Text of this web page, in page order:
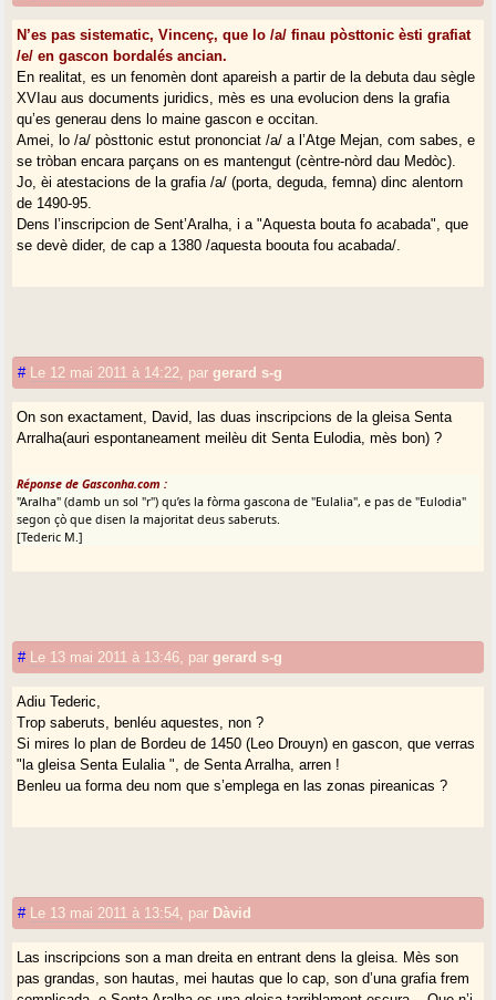
N’es pas sistematic, Vincenç, que lo /a/ finau pòsttonic èsti grafiat
/e/ en gascon bordalés ancian.
En realitat, es un fenomèn dont apareish a partir de la debuta dau sègle
XVIau aus documents juridics, mès es una evolucion dens la grafia
qu’es generau dens lo maine gascon e occitan.
Amei, lo /a/ pòsttonic estut prononciat /a/ a l’Atge Mejan, com sabes, e
se tròban encara parçans on es mantengut (cèntre-nòrd dau Medòc).
Jo, èi atestacions de la grafia /a/ (porta, deguda, femna) dinc alentorn
de 1490-95.
Dens l’inscripcion de Sent’Aralha, i a "Aquesta bouta fo acabada", que
se devè dider, de cap a 1380 /aquesta boouta fou acabada/.
# Le 12 mai 2011 à 14:22 pargerard s-g
On son exactament, David, las duas inscripcions de la gleisa Senta
Arralha(auri espontaneament meilèu dit Senta Eulodia, mès bon) ?
Réponse de Gasconha.com :
"Aralha" (damb un sol "r") qu’es la fòrma gascona de "Eulalia", e pas de "Eulodia"
segon çò que disen la majoritat deus saberuts.
[Tederic M.]
# Le 13 mai 2011 à 13:46 pargerard s-g
Adiu Tederic,
Trop saberuts, benléu aquestes, non ?
Si mires lo plan de Bordeu de 1450 (Leo Drouyn) en gascon, que verras
"la gleisa Senta Eulalia ", de Senta Arralha, arren !
Benleu ua forma deu nom que s’emplega en las zonas pireanicas ?
# Le 13 mai 2011 à 13:54 par Dàvid
Las inscripcions son a man dreita en entrant dens la gleisa. Mès son
pas grandas, son hautas, mei hautas que lo cap, son d’una grafia frem